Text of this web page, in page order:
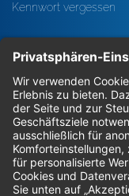
Kennwort vergessen
Bestellungen
Sendung verfolgen